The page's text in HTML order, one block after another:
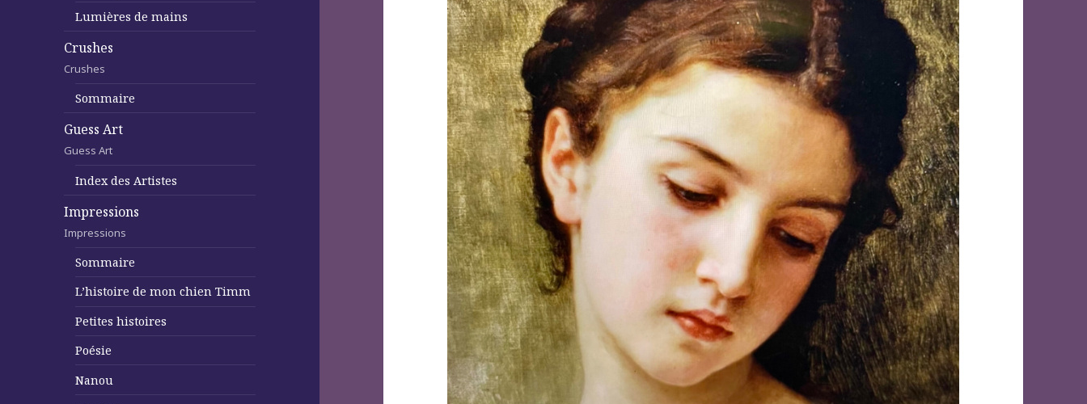
Lumières de mains
Crushes
Crushes
Sommaire
Guess Art
Guess Art
Index des Artistes
Impressions
Impressions
Sommaire
L’histoire de mon chien Timm
Petites histoires
Poésie
Nanou